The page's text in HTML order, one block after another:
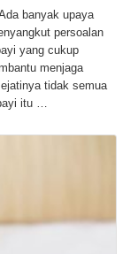
banyak upaya
persoalan
yang cukup
menjaga
tidak semua
itu …